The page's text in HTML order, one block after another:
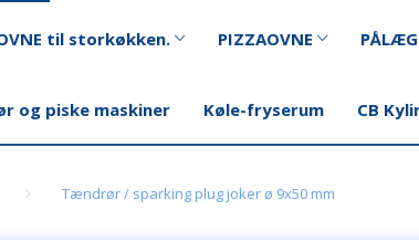
til storkøkken. PIZZAOVNE
og piske maskiner Køle-fryserum CB
Tændrør / sparking plug joker ø 9x50 mm